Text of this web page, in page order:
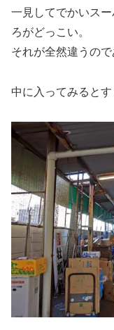
一見してでかいス
ろがどっこい。
それが全然違うので
中に入ってみるとす